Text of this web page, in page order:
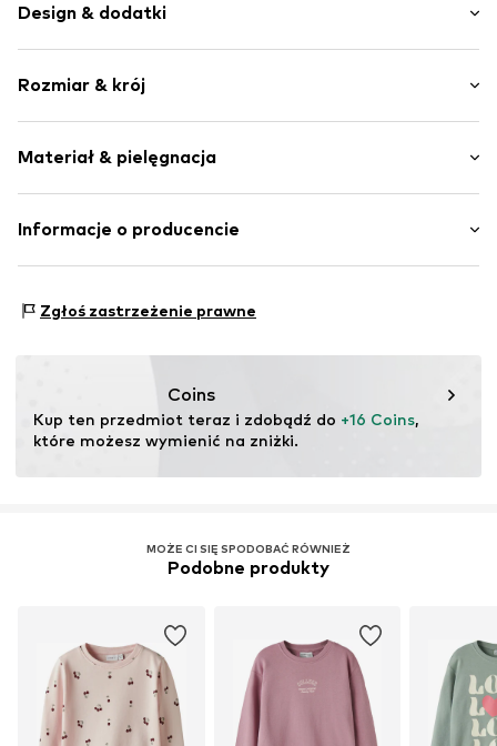
Design & dodatki
Dres
Okrągły dekolt
Hafty
Ściągacz
Poślizg
Nr artykułu NAIa0vq004000001
Rozmiar & krój
Długość: Długość normalna
Krój: Normalny krój
Materiał & pielęgnacja
Materiał: 95% Bawełna, 5% Poliester - PES
Informacje o producencie
22457 Hamburg
Zgłoś zastrzeżenie prawne
Coins
Kup ten przedmiot teraz i zdobądź do +16 Coins,
które możesz wymienić na zniżki.
MOŻE CI SIĘ SPODOBAĆ RÓWNIEŻ
Podobne produkty